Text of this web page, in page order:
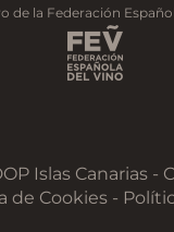
de la Federación
Islas Canarias -
de Cookies-